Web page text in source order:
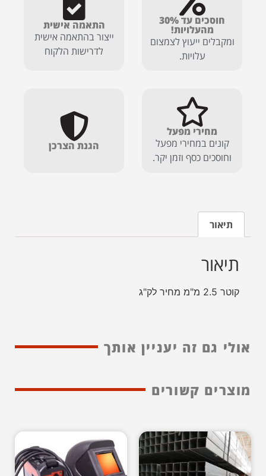
חוסכים עד 30%
מהעלויות!
ומקבלים ייעוץ לצמצום
עלויות.
התאמה אישית
ייצור בהתאמה אישית
לדרישות הלקוח
מחירי מפעל
קונים במחירי מפעל
וחוסכים כסף וזמן יקר.
הגנת הצרכן
תיאור
תיאור
קוטר 2.5 מ"מ מחיר לק"ג
אולי גם זה יעניין אותך
מוצרים קשורים